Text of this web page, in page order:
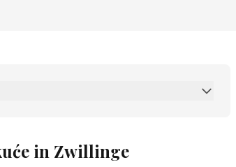
in Zwillinge